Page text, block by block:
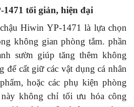
tối giản, hiện đại
Hiwin YP-1471 là lựa chọn
không gian phòng tắm. phần
sườn giúp tăng thêm không
để cất giữ các vật dụng cá nhân
hoặc các phụ kiện phòng
không chỉ tối ưu hóa công